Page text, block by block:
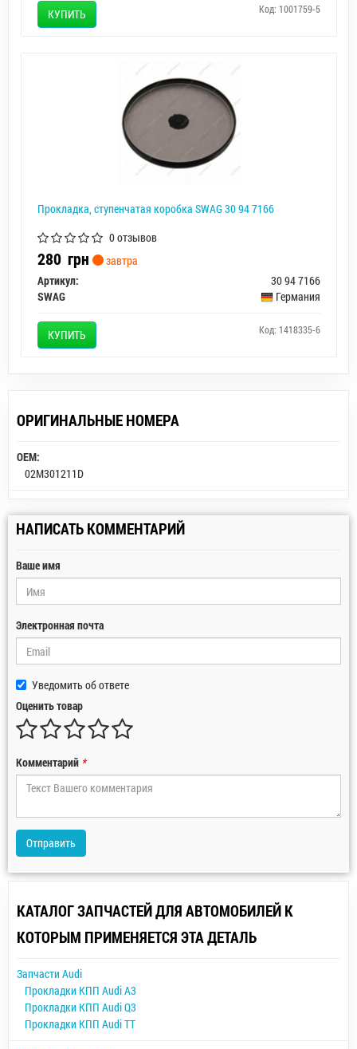
КУПИТЬ Код: 1001759-5
Прокладка, ступенчатая коробка SWAG 30 94 7166
0 отзывов
280 грн
завтра
Артикул:
30 94 7166
SWAG
Германия
КУПИТЬ Код: 1418335-6
ОРИГИНАЛЬНЫЕ НОМЕРА
OEM:
02M301211D
НАПИСАТЬ КОММЕНТАРИЙ
Ваше имя
Электронная почта
Уведомить об ответе
Оценить товар
Комментарий *
Отправить
КАТАЛОГ ЗАПЧАСТЕЙ ДЛЯ АВТОМОБИЛЕЙ К
КОТОРЫМ ПРИМЕНЯЕТСЯ ЭТА ДЕТАЛЬ
Запчасти Audi
Прокладки КПП Audi A3
Прокладки КПП Audi Q3
Прокладки КПП Audi TT